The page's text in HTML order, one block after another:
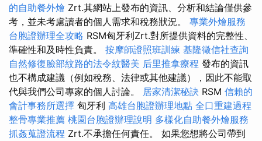
的自助餐外燴 Zrt.其網站上發布的資訊、分析和結論僅供參
考，並未考慮讀者的個人需求和稅務狀況。 專業外燴服務
台胞證辦理全攻略 RSM匈牙利Zrt.對所提供資料的完整性、
準確性和及時性負責。 按摩師證照班訓練 基隆徵信社查詢
自然修復臉部紋路的法令紋醫美 后里推拿療程 發布的資訊
也不構成建議（例如稅務、法律或其他建議），因此不能取
代與我們公司專家的個人討論。 居家清潔秘訣 RSM 信賴的
會計事務所選擇 匈牙利 高雄台胞證辦理地點 全口重建過程
整骨專業推薦 桃園台胞證辦理說明 多樣化自助餐外燴服務
抓姦蒐證流程 Zrt.不承擔任何責任。 如果您想將公司帶到